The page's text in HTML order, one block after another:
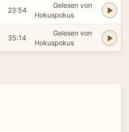
23:54
Gelesen von
Hokuspokus
35:14
Gelesen von
Hokuspokus